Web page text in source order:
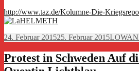
http://www.taz.de/Kolumne-Die-
Veröffentlicht
24. Februar 201525. Februar 2015Autor
Protest in Schweden Auf